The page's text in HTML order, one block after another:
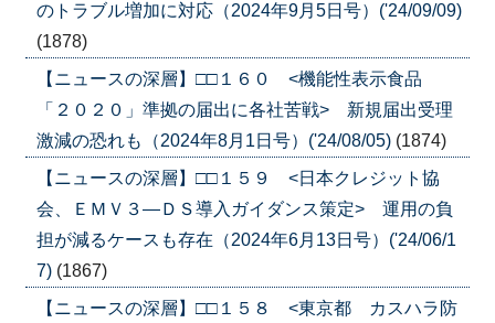
のトラブル増加に対応（2024年9月5日号）('24/09/09)
(1878)
【ニュースの深層】□□１６０ <機能性表示食品
「２０２０」準拠の届出に各社苦戦> 新規届出受理
激減の恐れも（2024年8月1日号）('24/08/05) (1874)
【ニュースの深層】□□１５９ <日本クレジット協
会、ＥＭＶ３―ＤＳ導入ガイダンス策定> 運用の負
担が減るケースも存在（2024年6月13日号）('24/06/1
7) (1867)
【ニュースの深層】□□１５８ <東京都 カスハラ防